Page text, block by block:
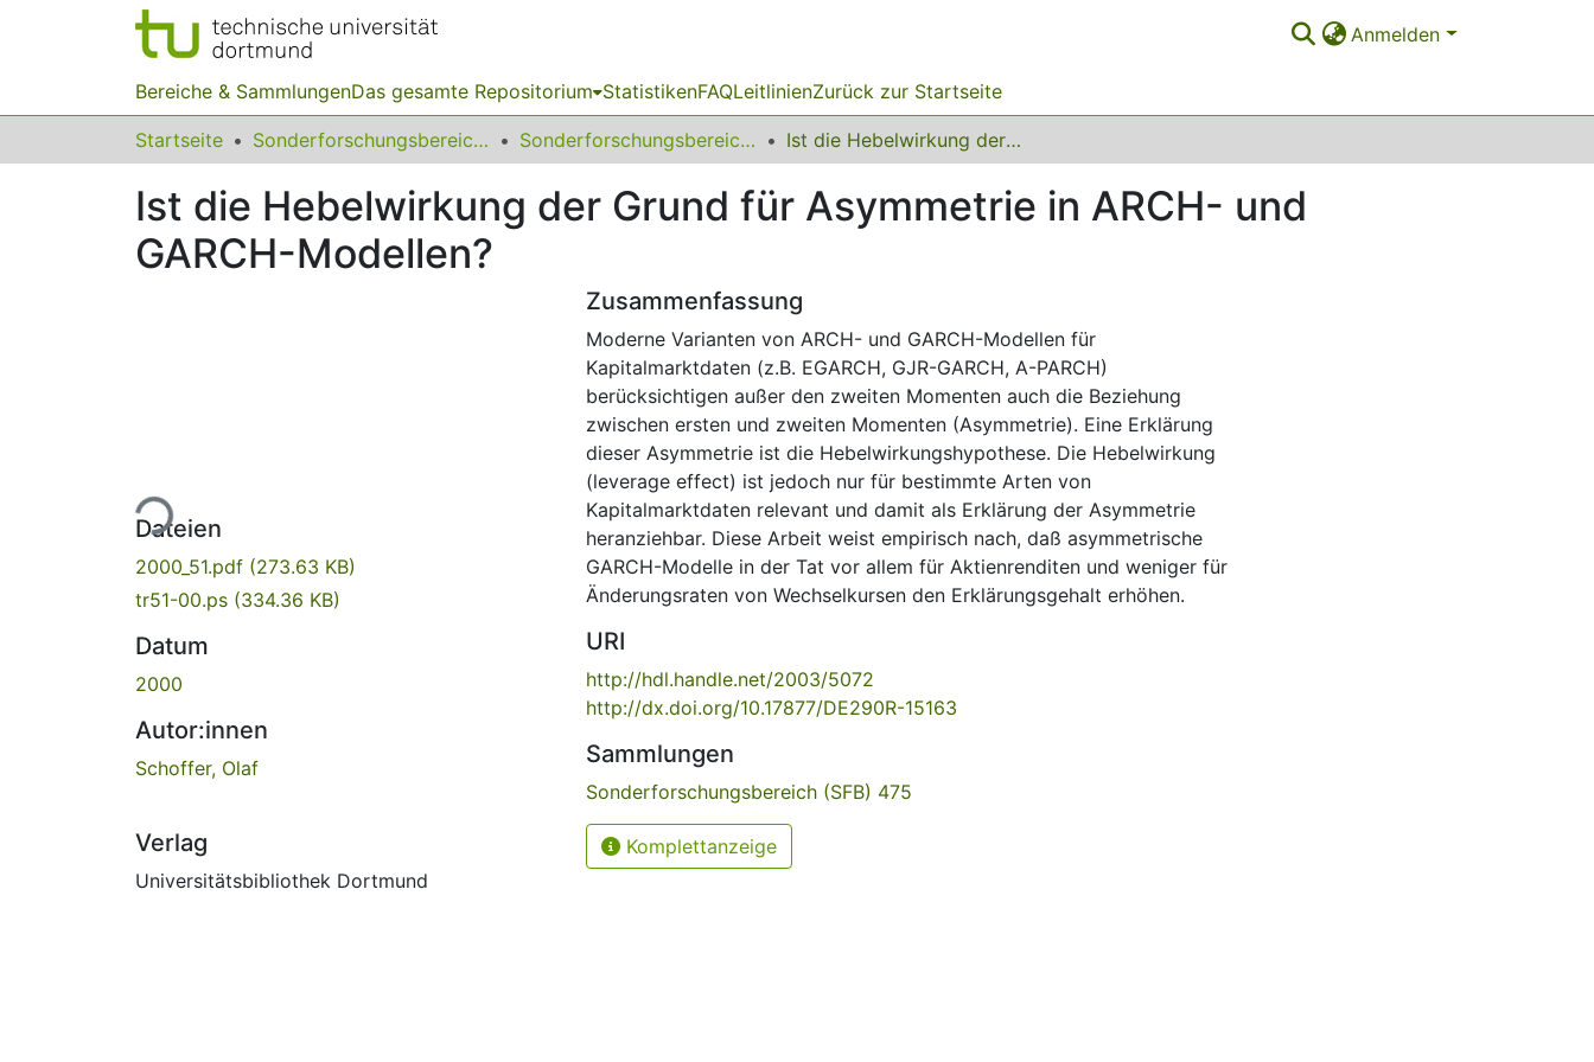
Anmelden
Bereiche & SammlungenDas gesamte Repositorium StatistikenFAQLeitlinienZurück zur Startseite
Startseite Sonderforschungsbereiche Sonderforschungsbereich (SFB) 475 Ist die Hebelwirkung der Grund für Asymmetrie in ARCH- und GARCH-Modellen?
Ist die Hebelwirkung der Grund für Asymmetrie in ARCH- und
GARCH-Modellen?
Lade...
Dateien
2000_51.pdf (273.63 KB)
tr51-00.ps (334.36 KB)
Datum
2000
Autor:innen
Schoffer, Olaf
Verlag
Universitätsbibliothek Dortmund
Zusammenfassung
Moderne Varianten von ARCH- und GARCH-Modellen für
Kapitalmarktdaten (z.B. EGARCH, GJR-GARCH, A-PARCH)
berücksichtigen außer den zweiten Momenten auch die Beziehung
zwischen ersten und zweiten Momenten (Asymmetrie). Eine Erklärung
dieser Asymmetrie ist die Hebelwirkungshypothese. Die Hebelwirkung
(leverage effect) ist jedoch nur für bestimmte Arten von
Kapitalmarktdaten relevant und damit als Erklärung der Asymmetrie
heranziehbar. Diese Arbeit weist empirisch nach, daß asymmetrische
GARCH-Modelle in der Tat vor allem für Aktienrenditen und weniger für
Änderungsraten von Wechselkursen den Erklärungsgehalt erhöhen.
URI
http://hdl.handle.net/2003/5072
http://dx.doi.org/10.17877/DE290R-15163
Sammlungen
Sonderforschungsbereich (SFB) 475
Komplettanzeige